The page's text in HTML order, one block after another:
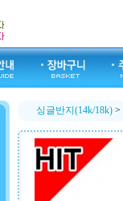
싱글반지(14k/18k) >